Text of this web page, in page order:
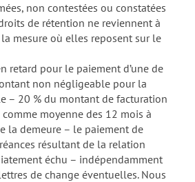
non contestées ou constatées
de rétention ne reviennent à
la mesure où elles reposent sur le
retard pour le paiement d’une de
non négligeable pour la
– 20 % du montant de facturation
moyenne des 12 mois à
la demeure – le paiement de
résultant de la relation
échu – indépendamment
de change éventuelles. Nous